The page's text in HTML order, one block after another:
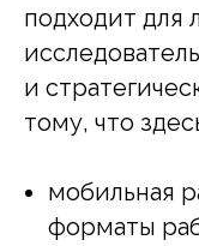
подходит для
и
тому, что
мобильная
форматы